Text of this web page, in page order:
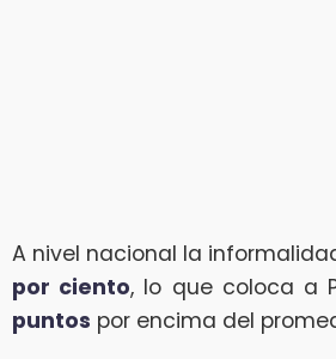
A nivel nacional la
por ciento, lo que coloca a
puntos por encima del